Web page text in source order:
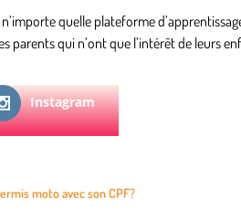
quelle plateforme
parents qui n’ont que l’intérêt de leurs
Instagram
moto avec son CPF?